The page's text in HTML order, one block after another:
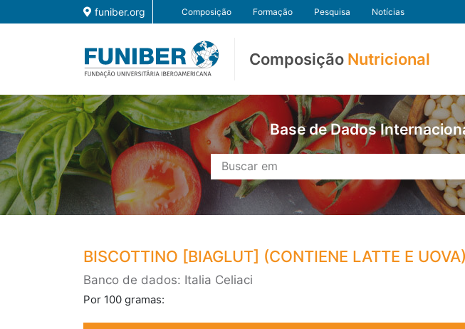
funiber.org Composição Formação Pesquisa Notícias
Composição Nutricional
Base de Dados
BISCOTTINO [BIAGLUT] (CONTIENE LATTE E UOVA)
Banco de dados: Italia Celiaci
Por 100 gramas: